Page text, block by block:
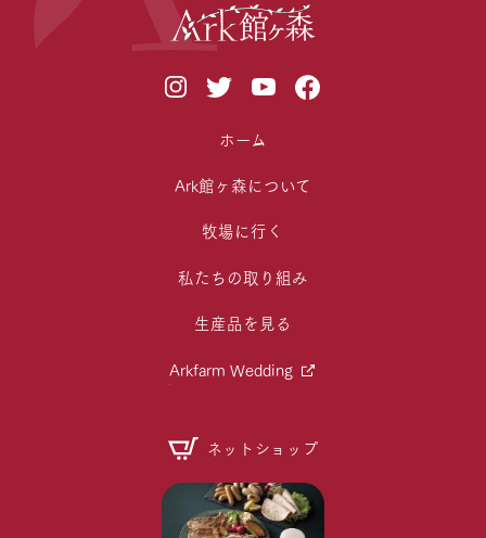
ホーム
Ark館ヶ森について
牧場に行く
私たちの取り組み
生産品を見る
Arkfarm Wedding
ネットショップ